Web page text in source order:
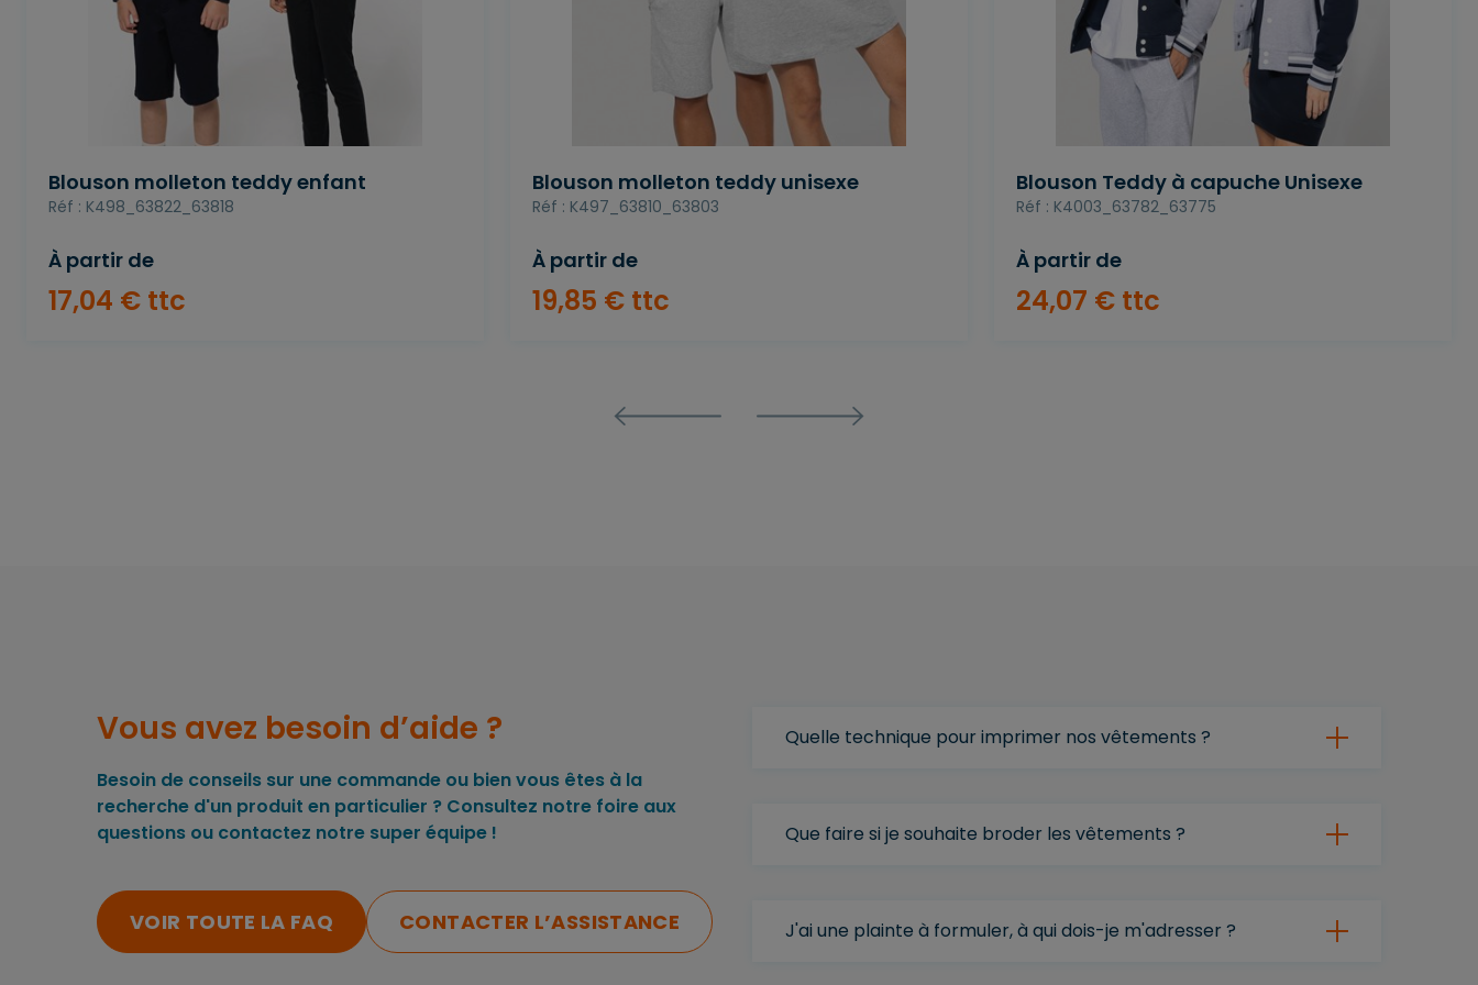
Blouson molleton teddy enfant
Réf : K498_63822_63818
À partir de
17,04 € ttc
Blouson molleton teddy unisexe
Réf : K497_63810_63803
À partir de
19,85 € ttc
Blouson Teddy à capuche Unisexe
Réf : K4003_63782_63775
À partir de
24,07 € ttc
Vous avez besoin d’aide ?
Besoin de conseils sur une commande ou bien vous êtes à la
recherche d'un produit en particulier ? Consultez notre foire aux
questions ou contactez notre super équipe !
VOIR TOUTE LA FAQ CONTACTER L’ASSISTANCE
Quelle technique pour imprimer nos vêtements ?
Que faire si je souhaite broder les vêtements ?
J'ai une plainte à formuler, à qui dois-je m'adresser ?